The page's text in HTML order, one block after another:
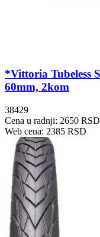
*Vittoria Tubeless
60mm, 2kom
38429
Cena u radnji: 2650 RSD
Web cena: 2385 RSD